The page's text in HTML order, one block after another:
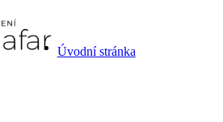
Úvodní stránka